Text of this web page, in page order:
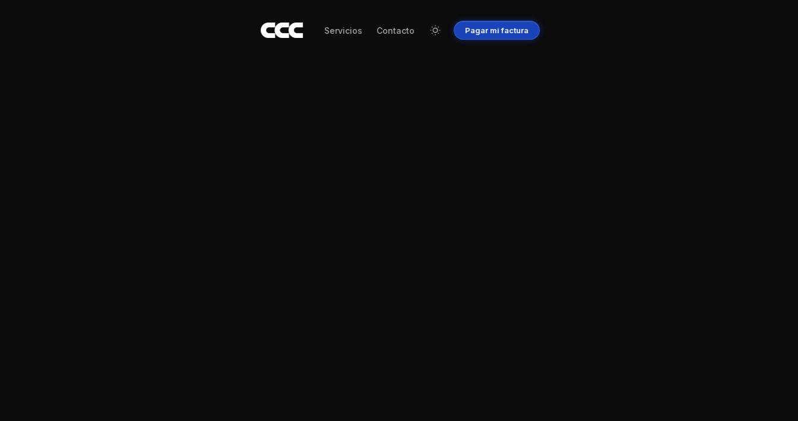
Servicios Contacto Pagarmifactura